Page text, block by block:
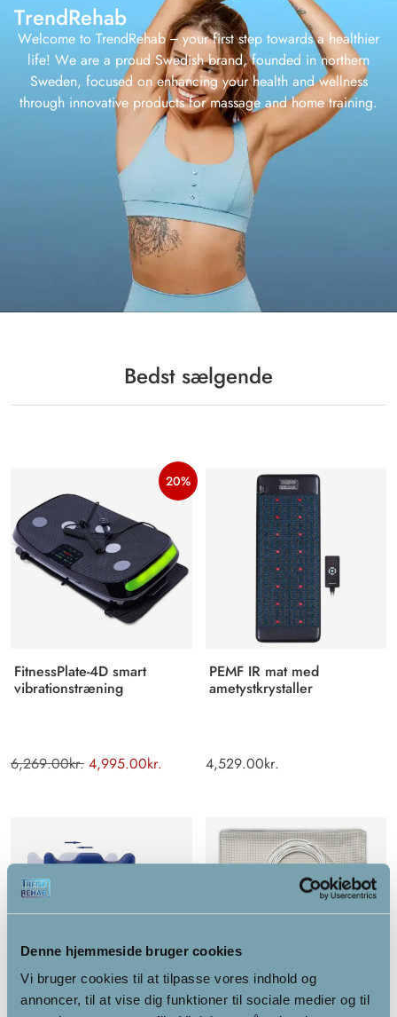
Denne hjemmeside bruger cookies
Vi bruger cookies til at tilpasse vores indhold og
annoncer, til at vise dig funktioner til sociale medier og til
TrendRehab
Welcome to TrendRehab – your first step towards a healthier
life! We are a proud Swedish brand, founded in northern
Sweden, focused on enhancing your health and wellness
through innovative products for massage and home training.
Bedst sælgende
20%
FitnessPlate-4D smart
vibrationstræning
6,269.00kr. 4,995.00kr.
PEMF IR mat med
ametystkrystaller
4,529.00kr.